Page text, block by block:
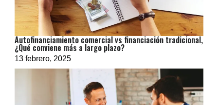
Autofinanciamiento comercial vs financiación tradicional,
¿Qué conviene más a largo plazo?
13 febrero, 2025